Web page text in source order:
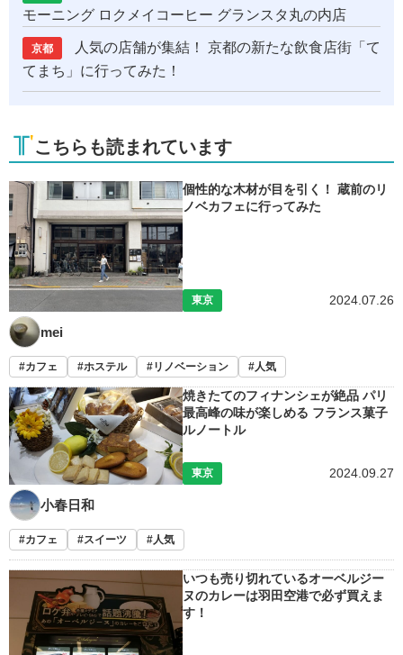
モーニング ロクメイコーヒー グランスタ丸の内店
京都
人気の店舗が集結！ 京都の新たな飲食店街「て
てまち」に行ってみた！
こちらも読まれています
個性的な木材が目を引く！ 蔵前のリ
ノベカフェに行ってみた
東京 2024.07.26
mei
カフェ ホステル リノベーション 人気
焼きたてのフィナンシェが絶品 パリ
最高峰の味が楽しめる フランス菓子
ルノートル
東京 2024.09.27
小春日和
カフェ スイーツ 人気
いつも売り切れているオーベルジー
ヌのカレーは羽田空港で必ず買えま
す！